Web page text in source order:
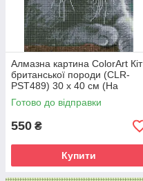
Алмазна картина ColorArt Кіт
британської породи (CLR-
PST489) 30 х 40 см (На
підрамнику)
Готово до відправки
550 ₴
Купити